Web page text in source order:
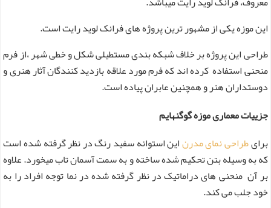
این موزه یکی از مشهور ترین پروژه های فرانک لوید رایت است.
طراحی این پروژه بر خلاف شبکه بندی مستطیلی شکل و خطی شهر ،از فرم
منحنی استفاده کرده‌ اند که فرم مورد علاقه بازدید کنندگان آثار هنری و
دوستداران هنر و همچنین عابران پیاده است.
جزییات معماری موزه گوگنهایم
برایطراحی‌ نمای مدرناین استوانه سفید رنگ در نظر گرفته شده است
که به وسیله بتن تحکیم شده ساخته و به سمت آسمان تاب میخورد. علاوه
بر آن منحنی های دراماتیک در نظر گرفته شده در نما توجه افراد را به
خود جلب می کند.